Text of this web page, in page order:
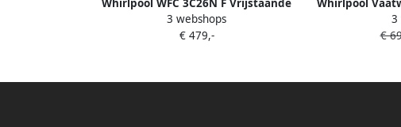
Whirlpool WFC 3C26N F Vrijstaande
vaatwasser Wit
3 webshops
€ 479,-
Whirlpool
X
3
€